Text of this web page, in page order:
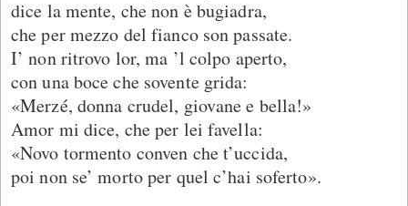
dice la mente, che non è bugiadra,
che per mezzo del fianco son passate.
I’ non ritrovo lor, ma ’l colpo aperto,
con una boce che sovente grida:
«Merzé, donna crudel, giovane e bella!»
Amor mi dice, che per lei favella:
«Novo tormento conven che t’uccida,
poi non se’ morto per quel c’hai soferto».